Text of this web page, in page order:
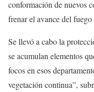
conformación de nuevos
frenar el avance del
Se llevó a cabo la
se acumulan elementos
focos en esos
vegetación continua”,